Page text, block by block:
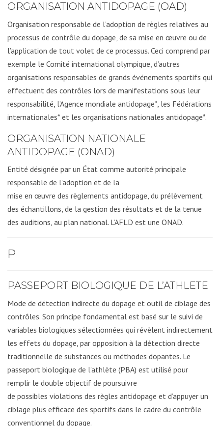
ORGANISATION ANTIDOPAGE (OAD)
Organisation responsable de l’adoption de règles relatives au
processus de contrôle du dopage, de sa mise en œuvre ou de
l’application de tout volet de ce processus. Ceci comprend par
exemple le Comité international olympique, d’autres
organisations responsables de grands événements sportifs qui
effectuent des contrôles lors de manifestations sous leur
responsabilité, l’Agence mondiale antidopage*, les Fédérations
internationales* et les organisations nationales antidopage*.
ORGANISATION NATIONALE
ANTIDOPAGE (ONAD)
Entité désignée par un État comme autorité principale
responsable de l’adoption et de la
mise en œuvre des règlements antidopage, du prélèvement
des échantillons, de la gestion des résultats et de la tenue
des auditions, au plan national. L’AFLD est une ONAD.
P
PASSEPORT BIOLOGIQUE DE L’ATHLETE
Mode de détection indirecte du dopage et outil de ciblage des
contrôles. Son principe fondamental est basé sur le suivi de
variables biologiques sélectionnées qui révèlent indirectement
les effets du dopage, par opposition à la détection directe
traditionnelle de substances ou méthodes dopantes. Le
passeport biologique de l’athlète (PBA) est utilisé pour
remplir le double objectif de poursuivre
de possibles violations des règles antidopage et d’appuyer un
ciblage plus efficace des sportifs dans le cadre du contrôle
conventionnel du dopage.